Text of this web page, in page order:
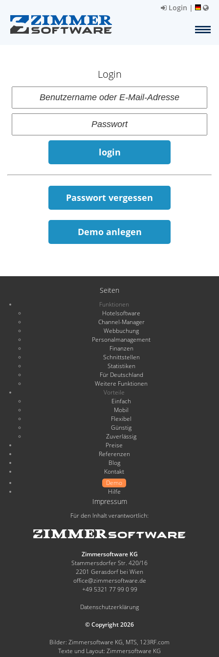
Login |
Login
login
Passwort vergessen
Demo anlegen
Seiten
Funktionen
Hotelsoftware
Channel-Manager
Webbuchung
Personalmanagement
Finanzen
Schnittstellen
Statistiken
Für Deutschland
Weitere Funktionen
Vorteile
Einfach
Mobil
Flexibel
Günstig
Zuverlässig
Preise
Referenzen
Blog
Kontakt
Demo
Hilfe
Impressum
Für den Inhalt verantwortlich:
Zimmersoftware KG
Stammersdorfer Str. 420/16
2201 Gerasdorf bei Wien
office@zimmersoftware.de
+49 5321 77 99 0 99
Datenschutzerklärung
© Copyright 2026
Bilder: Zimmersoftware KG, MTS, 123RF.com
Texte und Layout: Zimmersoftware KG